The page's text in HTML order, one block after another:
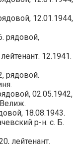
12.01.1944,
рядовой,
12.1941.
рядовой.
02.05.1942,
18.08.1943.
р-н. с. Б.
лейтенант.